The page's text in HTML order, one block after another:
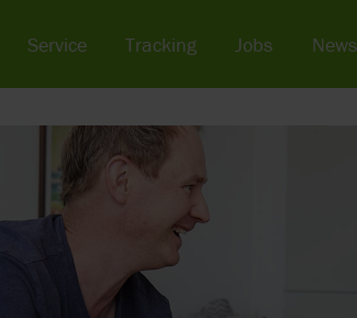
Service Tracking Jobs News